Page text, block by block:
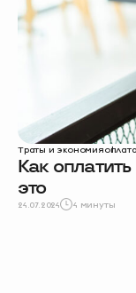
Траты и экономияоплата
Как
это
24.07.2024 4 минуты